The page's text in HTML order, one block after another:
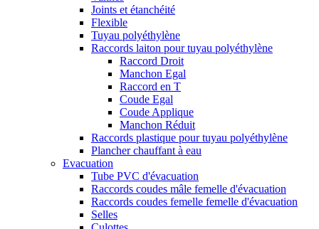
Joints et étanchéité
Flexible
Tuyau polyéthylène
Raccords laiton pour tuyau polyéthylène
Raccord Droit
Manchon Egal
Raccord en T
Coude Egal
Coude Applique
Manchon Réduit
Raccords plastique pour tuyau polyéthylène
Plancher chauffant à eau
Evacuation
Tube PVC d'évacuation
Raccords coudes mâle femelle d'évacuation
Raccords coudes femelle femelle d'évacuation
Selles